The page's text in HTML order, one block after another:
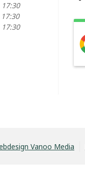
17:30
Vanoo Media